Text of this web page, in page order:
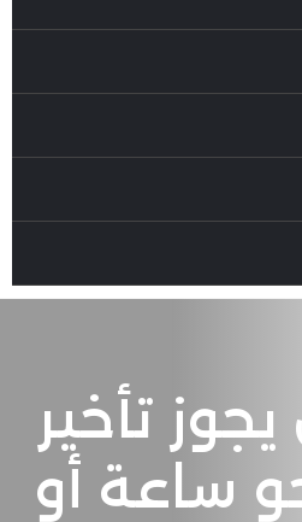
يجوز تأخير
ساعة أو